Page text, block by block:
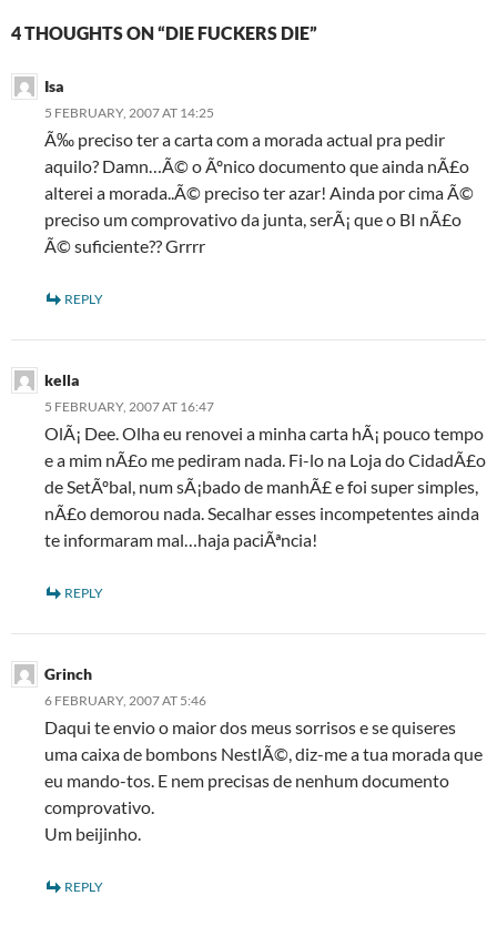
4 THOUGHTS ON “DIE FUCKERS DIE”
Isa
5 FEBRUARY, 2007 AT 14:25
Ã‰ preciso ter a carta com a morada actual pra pedir
aquilo? Damn…Ã© o Ãºnico documento que ainda nÃ£o
alterei a morada..Ã© preciso ter azar! Ainda por cima Ã©
preciso um comprovativo da junta, serÃ¡ que o BI nÃ£o
Ã© suficiente?? Grrrr
REPLY
kella
5 FEBRUARY, 2007 AT 16:47
OlÃ¡ Dee. Olha eu renovei a minha carta hÃ¡ pouco tempo
e a mim nÃ£o me pediram nada. Fi-lo na Loja do CidadÃ£o
de SetÃºbal, num sÃ¡bado de manhÃ£ e foi super simples,
nÃ£o demorou nada. Secalhar esses incompetentes ainda
te informaram mal…haja paciÃªncia!
REPLY
Grinch
6 FEBRUARY, 2007 AT 5:46
Daqui te envio o maior dos meus sorrisos e se quiseres
uma caixa de bombons NestlÃ©, diz-me a tua morada que
eu mando-tos. E nem precisas de nenhum documento
comprovativo.
Um beijinho.
REPLY